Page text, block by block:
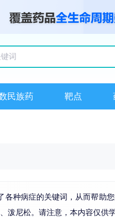
民族药 靶点
种病症的关键词，从而帮助
泼尼松。请注意，本内容仅供